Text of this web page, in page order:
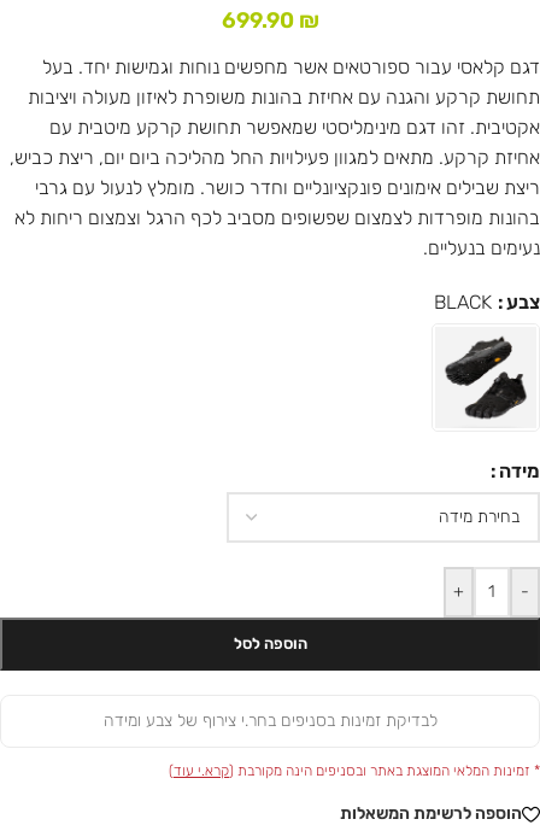
699.90 ₪
דגם קלאסי עבור ספורטאים אשר מחפשים נוחות וגמישות יחד. בעל
תחושת קרקע והגנה עם אחיזת בהונות משופרת לאיזון מעולה ויציבות
אקטיבית. זהו דגם מינימליסטי שמאפשר תחושת קרקע מיטבית עם
אחיזת קרקע. מתאים למגוון פעילויות החל מהליכה ביום יום, ריצת כביש,
ריצת שבילים אימונים פונקציונליים וחדר כושר. מומלץ לנעול עם גרבי
בהונות מופרדות לצמצום שפשופים מסביב לכף הרגל וצמצום ריחות לא
נעימים בנעליים.
צבע BLACK
מידה
-
+
הוספה לסל
לבדיקת זמינות בסניפים בחר.י צירוף של צבע ומידה
* זמינות המלאי המוצגת באתר ובסניפים הינה מקורבת (קרא.י עוד)
הוספה לרשימת המשאלות